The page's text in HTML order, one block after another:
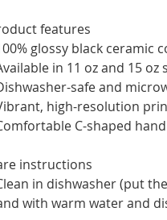
features
glossy black ceramic
in 11 oz and 15 oz
safe and
high-resolution
C-shaped
instructions
in dishwasher (put
with warm water and